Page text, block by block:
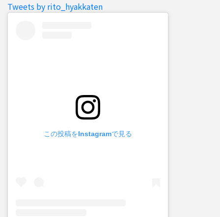
Tweets by rito_hyakkaten
この投稿をInstagramで見る